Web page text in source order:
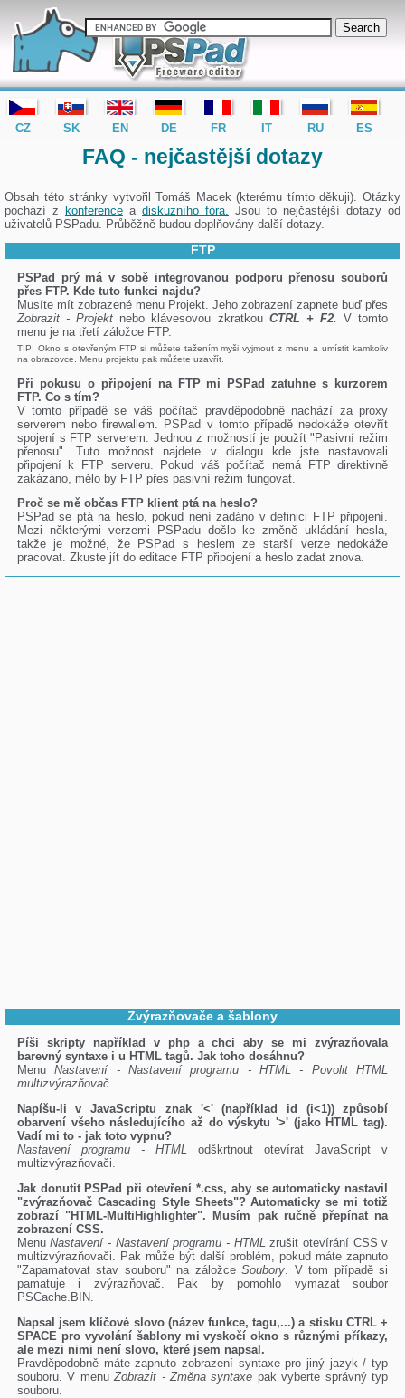
editor PSPad - freeware editor
FAQ - nejčastější dotazy
Obsah této stránky vytvořil Tomáš Macek (kterému tímto děkuji). Otázky
pochází z
konference a diskuzního fóra. Jsou to nejčastější dotazy od
uživatelů PSPadu. Průběžně budou doplňovány další dotazy.
FTP
PSPad prý má v sobě integrovanou podporu přenosu souborů
přes FTP. Kde tuto funkci najdu?
Musíte mít zobrazené menu Projekt. Jeho zobrazení zapnete buď přes
Zobrazit - Projekt nebo klávesovou zkratkou CTRL + F2. V tomto
menu je na třetí záložce FTP.
TIP: Okno s otevřeným FTP si můžete tažením myši vyjmout z menu a umístit kamkoliv
na obrazovce. Menu projektu pak můžete uzavřít.
Při pokusu o připojení na FTP mi PSPad zatuhne s kurzorem
FTP. Co s tím?
V tomto případě se váš počítač pravděpodobně nachází za proxy
serverem nebo firewallem. PSPad v tomto případě nedokáže otevřít
spojení s FTP serverem. Jednou z možností je použít "Pasivní režim
přenosu". Tuto možnost najdete v dialogu kde jste nastavovali
připojení k FTP serveru. Pokud váš počítač nemá FTP direktivně
zakázáno, mělo by FTP přes pasivní režim fungovat.
Proč se mě občas FTP klient ptá na heslo?
PSPad se ptá na heslo, pokud není zadáno v definici FTP připojení.
Mezi některými verzemi PSPadu došlo ke změně ukládání hesla,
takže je možné, že PSPad s heslem ze starší verze nedokáže
pracovat. Zkuste jít do editace FTP připojení a heslo zadat znova.
Zvýrazňovače a šablony
Píši skripty například v php a chci aby se mi zvýrazňovala
barevný syntaxe i u HTML tagů. Jak toho dosáhnu?
MenuNastavení - Nastavení programu - HTML - Povolit HTML
multizvýrazňovač.
Napíšu-li v JavaScriptu znak '<' (například id (i<1)) způsobí
obarvení všeho následujícího až do výskytu '>' (jako HTML tag).
Vadí mi to - jak toto vypnu?
Nastavení programu - HTMLodškrtnout otevírat JavaScript v
multizvýrazňovači.
Jak donutit PSPad při otevření *.css, aby se automaticky nastavil
"zvýrazňovač Cascading Style Sheets"? Automaticky se mi totiž
zobrazí "HTML-MultiHighlighter". Musím pak ručně přepínat na
zobrazení CSS.
MenuNastavení - Nastavení programu - HTMLzrušit otevírání CSS v
multizvýrazňovači. Pak může být další problém, pokud máte zapnuto
"Zapamatovat stav souboru" na záložceSoubory. V tom případě si
pamatuje i zvýrazňovač. Pak by pomohlo vymazat soubor
PSCache.BIN.
Napsal jsem klíčové slovo (název funkce, tagu,...) a stisku CTRL +
SPACE pro vyvolání šablony mi vyskočí okno s různými příkazy,
ale mezi nimi není slovo, které jsem napsal.
Pravděpodobně máte zapnuto zobrazení syntaxe pro jiný jazyk / typ
souboru. V menuZobrazit - Změna syntaxe pak vyberte správný typ
souboru.
CZ SK EN DE FR IT RU ES